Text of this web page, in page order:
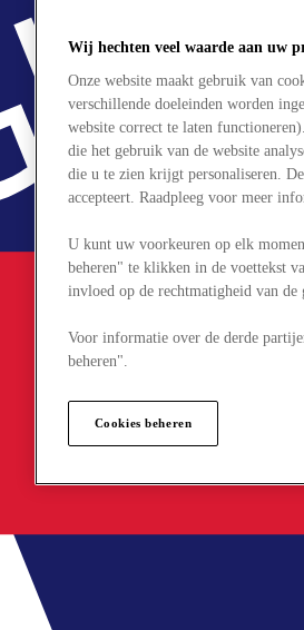
Wij hechten veel waarde aan uw
Onze website maakt gebruik van
verschillende doeleinden worden
website correct te laten
die het gebruik van de website
die u te zien krijgt personaliseren.
accepteert. Raadpleeg voor meer
U kunt uw voorkeuren op elk
beheren" te klikken in de voettekst
invloed op de rechtmatigheid van de
Voor informatie over de derde
beheren".
Cookies beheren